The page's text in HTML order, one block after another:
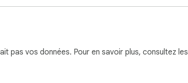
pas vos données. Pour en savoir plus, consultez les